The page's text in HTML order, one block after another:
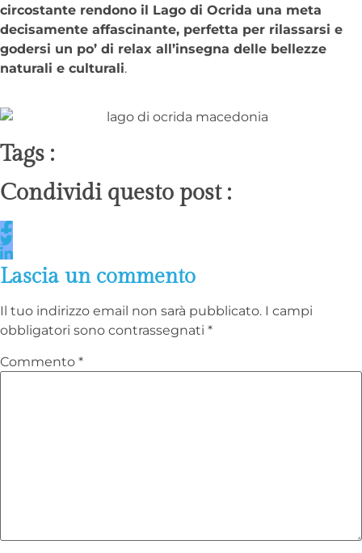
circostante rendono il Lago di Ocrida una meta
decisamente affascinante, perfetta per rilassarsi e
godersi un po’ di relax all’insegna delle bellezze
naturali e culturali.
Tags :
Condividi questo post :
Lascia un commento
Il tuo indirizzo email non sarà pubblicato. I campi
obbligatori sono contrassegnati *
Commento *